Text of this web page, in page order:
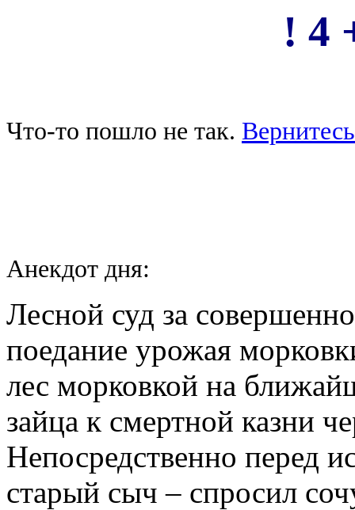
! 4
Что-то пошло не так.
Анекдот дня:
Лесной суд за
поедание урожая
лес морковкой на
зайца к смертной казни
Непосредственно перед
старый сыч – спросил